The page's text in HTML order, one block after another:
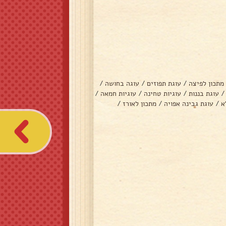
מתכון לפיצה / עוגת תפוזים / עוגה בחושה /
/ עוגת בננות / עוגיות טחינה / עוגיות חמאה /
/ עוגת גבינה אפויה / מתכון לאורז /